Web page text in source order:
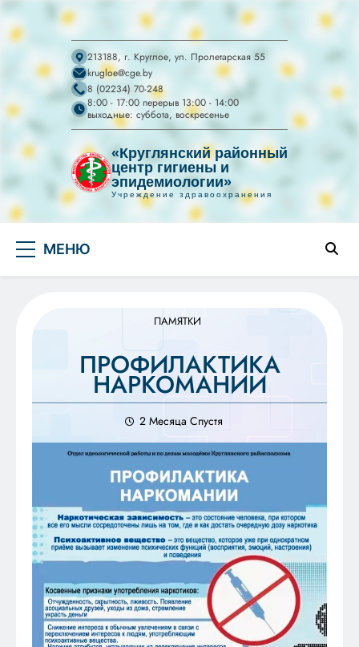
213188, г. Круглое, ул. Пролетарская 55
krugloe@cge.by
8 (02234) 70-248
8:00 - 17:00 перерыв 13:00 - 14:00
выходные: суббота, воскресенье
«Круглянский районный
центр гигиены и
эпидемиологии»
Учреждение здравоохранения
УЗ "Круглянский
райЦГЭ"
УЗ "Круглянский районный центр гигиены и
МЕНЮ
ПАМЯТКИ
ПРОФИЛАКТИКА
НАРКОМАНИИ
2 Месяца Спустя